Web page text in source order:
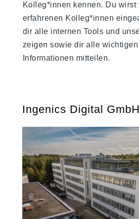
Kolleg*innen kennen. Du wirst
erfahrenen Kolleg*innen
dir alle internen Tools und
zeigen sowie dir alle wichtigen
Informationen mitteilen.
Ingenics Digital GmbH